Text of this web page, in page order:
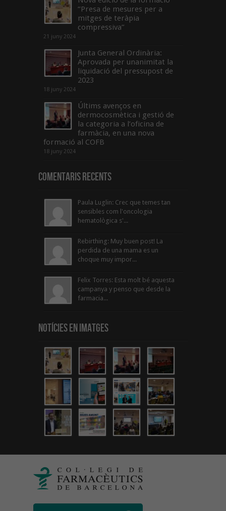
“Presa de mesures per a
mitges de teràpia
compressiva”
21 juny 2024
Junta General Ordinària:
Aprovada per unanimitat la
liquidació del pressupost de
2023
18 juny 2024
Últims avenços en
dermocosmètica i gestió de
la categoria a l’oficina de
farmàcia, en una nova
formació al COFB
18 juny 2024
Comentaris Recents
Paula Luglin: Crec que temes tan
sensibles com l'oncologia
hematològica s'...
Rebirthing: Muy buen post! La
perdida de una mama es un
choque muy impor...
Felix Torres: Esta molt bé aquesta
campanya y penso que desde la
farmacia...
Notícies en Imatges